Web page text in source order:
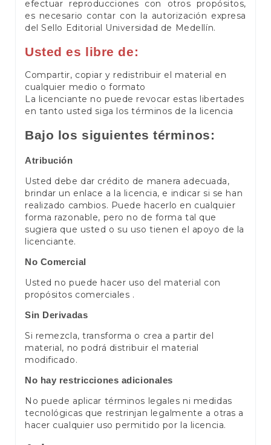
efectuar reproducciones con otros propósitos,
es necesario contar con la autorización expresa
del Sello Editorial Universidad de Medellín.
Usted es libre de:
Compartir, copiar y redistribuir el material en
cualquier medio o formato
La licenciante no puede revocar estas libertades
en tanto usted siga los términos de la licencia
Bajo los siguientes términos:
Atribución
Usted debe dar crédito de manera adecuada,
brindar un enlace a la licencia, e indicar si se han
realizado cambios. Puede hacerlo en cualquier
forma razonable, pero no de forma tal que
sugiera que usted o su uso tienen el apoyo de la
licenciante.
No Comercial
Usted no puede hacer uso del material con
propósitos comerciales .
Sin Derivadas
Si remezcla, transforma o crea a partir del
material, no podrá distribuir el material
modificado.
No hay restricciones adicionales
No puede aplicar términos legales ni medidas
tecnológicas que restrinjan legalmente a otras a
hacer cualquier uso permitido por la licencia.